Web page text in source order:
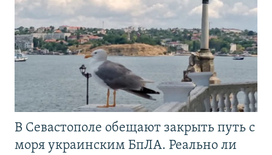
В Севастополе обещают закрыть путь с
моря украинским БпЛА. Реально ли